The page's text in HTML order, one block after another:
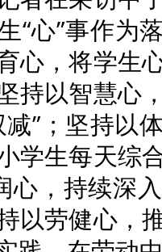
“心”事作为
心，将学生
持以智慧心
”；坚持以
学生每天综
心，持续深
以劳健心，